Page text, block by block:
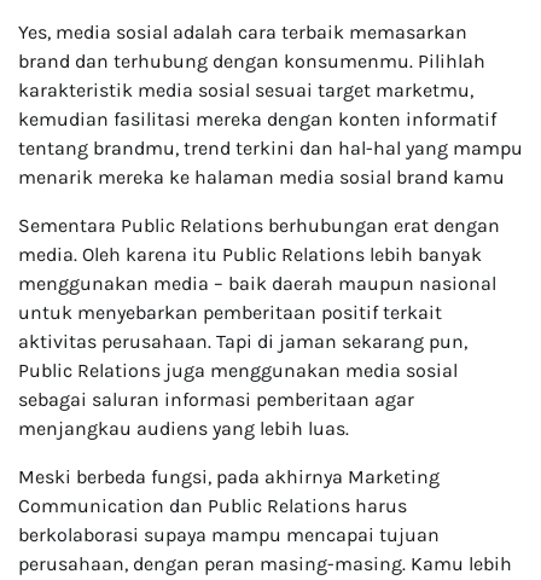
Yes, media sosial adalah cara terbaik memasarkan
brand dan terhubung dengan konsumenmu. Pilihlah
karakteristik media sosial sesuai target marketmu,
kemudian fasilitasi mereka dengan konten informatif
tentang brandmu, trend terkini dan hal-hal yang mampu
menarik mereka ke halaman media sosial brand kamu
Sementara Public Relations berhubungan erat dengan
media. Oleh karena itu Public Relations lebih banyak
menggunakan media – baik daerah maupun nasional
untuk menyebarkan pemberitaan positif terkait
aktivitas perusahaan. Tapi di jaman sekarang pun,
Public Relations juga menggunakan media sosial
sebagai saluran informasi pemberitaan agar
menjangkau audiens yang lebih luas.
Meski berbeda fungsi, pada akhirnya Marketing
Communication dan Public Relations harus
berkolaborasi supaya mampu mencapai tujuan
perusahaan, dengan peran masing-masing. Kamu lebih